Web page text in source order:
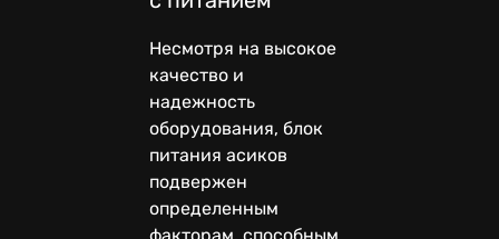
Несмотря на высокое
качество и
надежность
оборудования, блок
питания асиков
подвержен
определенным